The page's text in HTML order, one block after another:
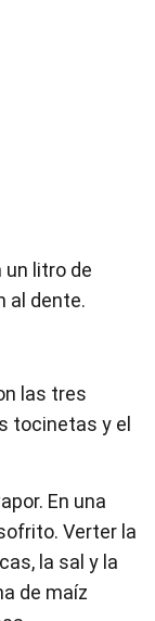
un litro de
al dente.
las tres
tocinetas y el
En una
Verter la
la sal y la
de maíz